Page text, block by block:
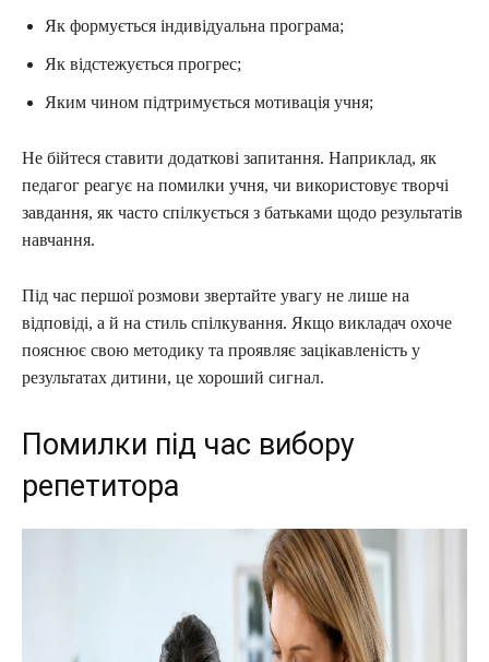
Як формується індивідуальна програма;
Як відстежується прогрес;
Яким чином підтримується мотивація учня;
Не бійтеся ставити додаткові запитання. Наприклад, як
педагог реагує на помилки учня, чи використовує творчі
завдання, як часто спілкується з батьками щодо результатів
навчання.
Під час першої розмови звертайте увагу не лише на
відповіді, а й на стиль спілкування. Якщо викладач охоче
пояснює свою методику та проявляє зацікавленість у
результатах дитини, це хороший сигнал.
Помилки під час вибору
репетитора